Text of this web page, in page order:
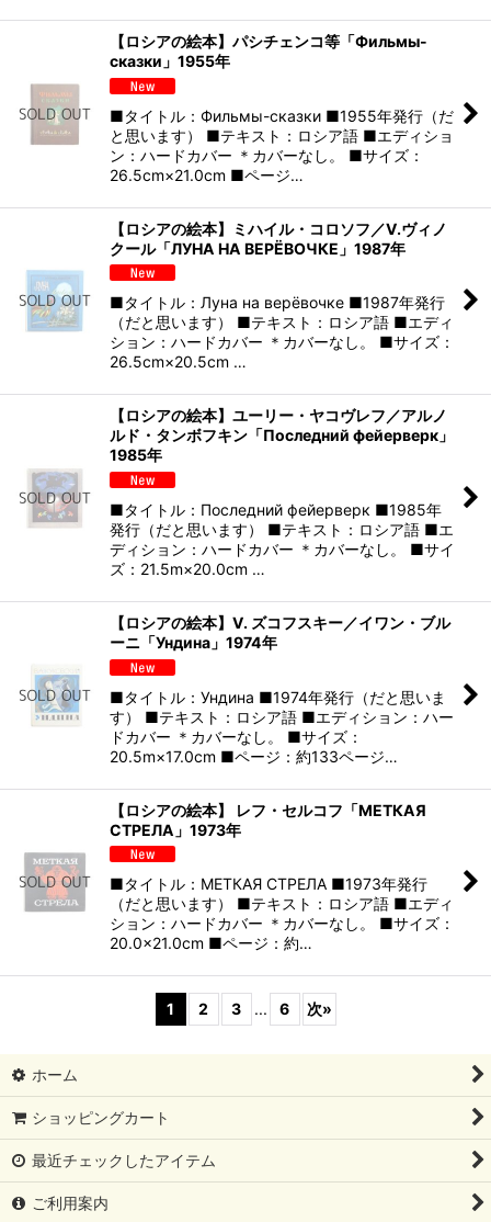
【ロシアの絵本】パシチェンコ等「Фильмы-
сказки」1955年
■タイトル：Фильмы-сказки ■1955年発行（だ
と思います） ■テキスト：ロシア語 ■エディショ
ン：ハードカバー ＊カバーなし。 ■サイズ：
26.5cm×21.0cm ■ページ…
【ロシアの絵本】ミハイル・コロソフ／V.ヴィノ
クール「ЛУНА НА ВЕРЁВОЧКЕ」1987年
■タイトル：Луна на верёвочке ■1987年発行
（だと思います） ■テキスト：ロシア語 ■エディ
ション：ハードカバー ＊カバーなし。 ■サイズ：
26.5cm×20.5cm …
【ロシアの絵本】ユーリー・ヤコヴレフ／アルノ
ルド・タンボフキン「Последний фейерверк」
1985年
■タイトル：Последний фейерверк ■1985年
発行（だと思います） ■テキスト：ロシア語 ■エ
ディション：ハードカバー ＊カバーなし。 ■サイ
ズ：21.5m×20.0cm …
【ロシアの絵本】V. ズコフスキー／イワン・ブル
ーニ「Ундина」1974年
■タイトル：Ундина ■1974年発行（だと思いま
す） ■テキスト：ロシア語 ■エディション：ハー
ドカバー ＊カバーなし。 ■サイズ：
20.5m×17.0cm ■ページ：約133ページ…
【ロシアの絵本】 レフ・セルコフ「МЕТКАЯ
СТРЕЛА」1973年
■タイトル：МЕТКАЯ СТРЕЛА ■1973年発行
（だと思います） ■テキスト：ロシア語 ■エディ
ション：ハードカバー ＊カバーなし。 ■サイズ：
20.0×21.0cm ■ページ：約…
1 2 3 ... 6 次»
ホーム
ショッピングカート
最近チェックしたアイテム
ご利用案内